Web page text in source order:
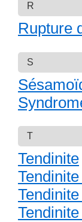
R
Rupture
S
T
Tendinite